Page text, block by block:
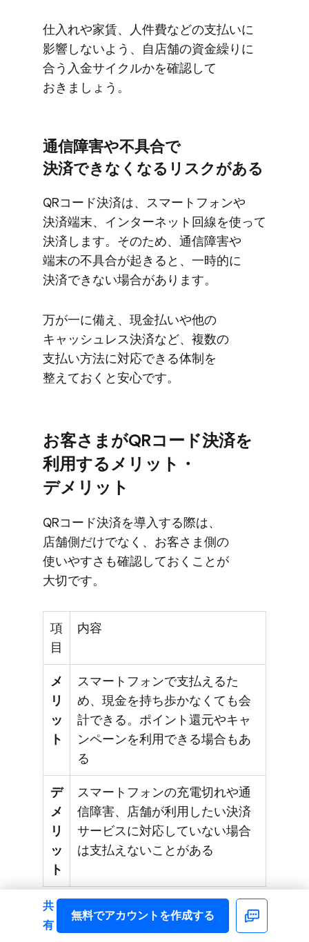
仕​入れや​家賃、​人件費などの​支払いに​
影響しないよう、​自店舗の​資金繰りに​
合う​入金サイクルかを​確認して​
おきましょう。
通信障害や​不具合で​
決済できなくなる​リスクが​ある
QRコード決済は、​スマートフォンや​
決済端末、​インターネット回線を​使って​
決済します。​その​ため、​通信障害や​
端末の​不具合が​起きると、​一時的に​
決済できない​場合が​あります。
万が​一に​備え、​現金払いや​他の​
キャッシュレス決済など、​複数の​
支払い方​法に​対応できる​体制を​
整えておくと​安心です。
お客さまが​QRコード決済を​
利用する​メリット・
デメリット
QRコード決済を​導入する​際は、​
店舗側だけでなく、​お客さま側の​
使いやすさも​確認しておく​ことが​
大切です。
項
目
内容
メ
リ
ッ
ト
スマートフォンで支払えるた
め、現金を持ち歩かなくても会
計できる。ポイント還元やキャ
ンペーンを利用できる場合もあ
る
デ
メ
リ
ッ
ト
スマートフォンの充電切れや通
信障害、店舗が利用したい決済
サービスに対応していない場合
は支払えないことがある
お客さまに​よって​利用している​
QRコード決済サービスは​異なります。​
Facebook
共
有
無料で​アカウントを​作成する